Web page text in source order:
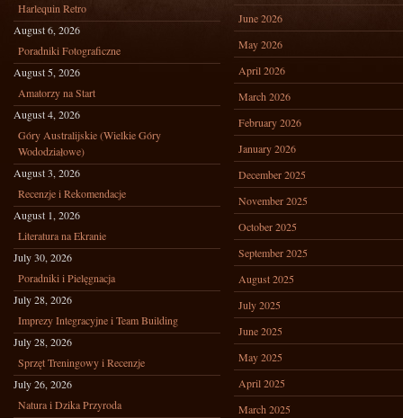
Harlequin Retro
August 6, 2026
Poradniki Fotograficzne
August 5, 2026
Amatorzy na Start
August 4, 2026
Góry Australijskie (Wielkie Góry
Wododziałowe)
August 3, 2026
Recenzje i Rekomendacje
August 1, 2026
Literatura na Ekranie
July 30, 2026
Poradniki i Pielęgnacja
July 28, 2026
Imprezy Integracyjne i Team Building
July 28, 2026
Sprzęt Treningowy i Recenzje
July 26, 2026
Natura i Dzika Przyroda
June 2026
May 2026
April 2026
March 2026
February 2026
January 2026
December 2025
November 2025
October 2025
September 2025
August 2025
July 2025
June 2025
May 2025
April 2025
March 2025